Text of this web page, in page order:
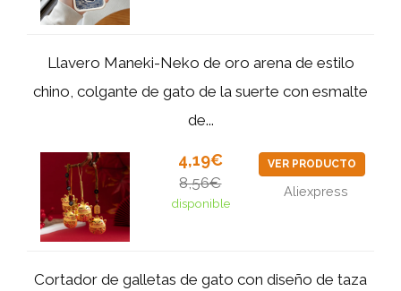
Llavero Maneki-Neko de oro arena de estilo
chino, colgante de gato de la suerte con esmalte
de...
4,19€
8,56€
disponible
VER PRODUCTO
Aliexpress
Cortador de galletas de gato con diseño de taza